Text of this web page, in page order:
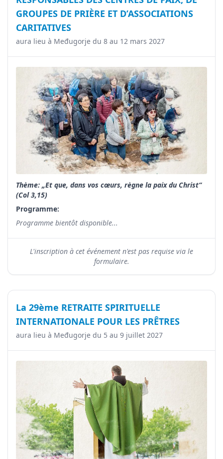
GROUPES DE PRIÈRE ET D’ASSOCIATIONS
CARITATIVES
aura lieu à Međugorje du 8 au 12 mars 2027
Thème: „Et que, dans vos cœurs, règne la paix du Christ“
(Col 3,15)
Programme:
Programme bientôt disponible...
L'inscription à cet événement n'est pas requise via le
formulaire.
La 29ème RETRAITE SPIRITUELLE
INTERNATIONALE POUR LES PRÊTRES
aura lieu à Međugorje du 5 au 9 juillet 2027